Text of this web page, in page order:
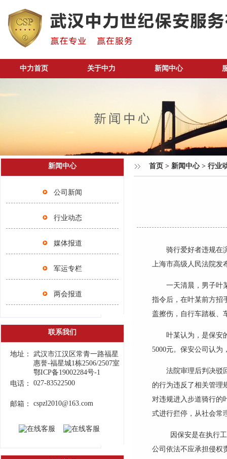
中力首页 关于中力 新闻中心
新闻中心
公司新闻
行业动态
媒体报道
军运专栏
两会报道
联系我们
地址：
武汉市江汉区常青一路福星
惠誉-福星城1栋2506/2507室
鄂ICP备19002284号-1
电话：
027-83522500
邮箱： cspzl2010@163.com
首页 > 新闻中心> 行业
骑行爱好者违规在
上海市高级人民法院发
一天清晨，男子叶
指令后，在叶某前方招
盖擦伤，自行车踏板、
叶某认为，是保安
5000元。保安公司认为
法院审理后判决驳
的行为违反了相关管理
对违规进入步道骑行的
式进行拦停，从社会常
因保安是在执行
公司依法不应承担侵权